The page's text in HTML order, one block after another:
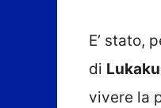
E’ stato,
di Lukaku
vivere la